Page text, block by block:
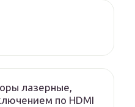
лазерные,
по HDMI